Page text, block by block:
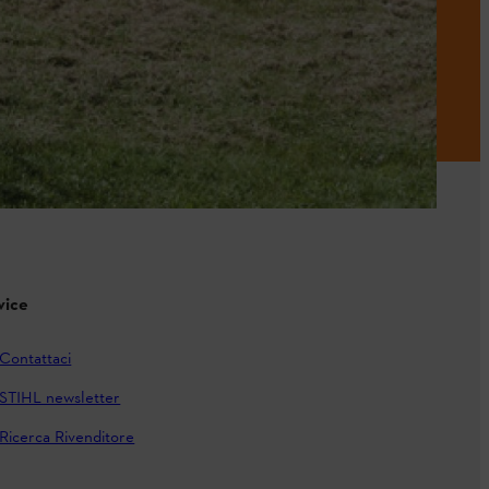
Contattaci
STIHL newsletter
Ricerca Rivenditore